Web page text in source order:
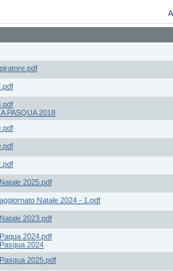
PASQUA 2018
2025.pdf
Natale 2024 - 1.pdf
2023.pdf
2024.pdf
2024
2025.pdf